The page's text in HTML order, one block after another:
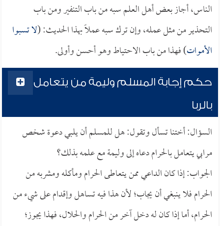
الناس، أجاز بعض أهل العلم سبه من باب التنفير ومن باب
التحذير من مثل عمله، وإن ترك سبه عملاً بهذا الحديث: (لا تسبوا
الأموات) فهذا من باب الاحتياط وهو أحسن وأولى.
حكم إجابة المسلم وليمة من يتعامل
بالربا
السؤال: أختنا تسأل وتقول: هل للمسلم أن يلبي دعوة شخص
مرابي يتعامل بالحرام دعاه إلى وليمة مع علمه بذلك؟
الجواب: إذا كان الداعي ممن يتعاطى الحرام ومأكله ومشربه من
الحرام فلا ينبغي أن يجاب؛ لأن هذا فيه تساهل وإقدام على شيء من
الحرام، أما إذا كان له دخل آخر من الحرام والحلال، فهذا يجوز؛